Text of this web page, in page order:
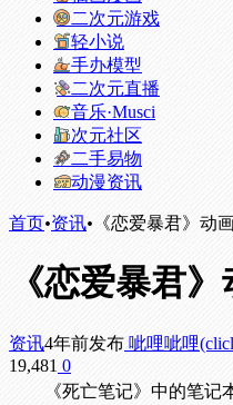
二次元游戏
轻小说
手办模型
二次元直播
音乐·Musci
次元社区
二手易物
动漫资讯
首页•资讯• 《恋爱暴君》动
《恋爱暴君
资讯4年前发布 呲哩呲哩
19,481 0
《死亡笔记》中的笔